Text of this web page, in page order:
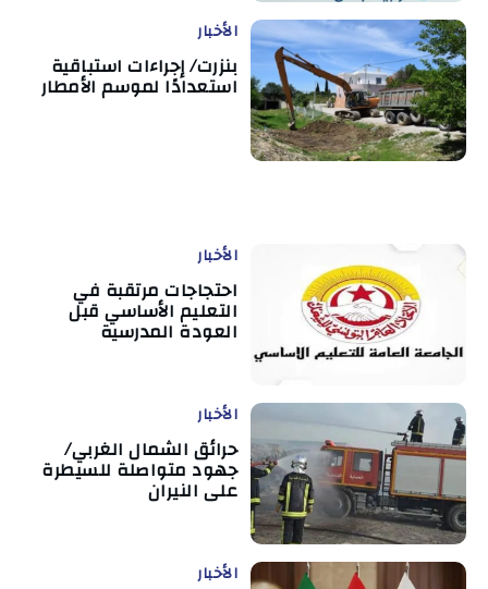
الأخبار
بنزرت/ إجراءات استباقية
استعدادًا لموسم الأمطار
الأخبار
احتجاجات مرتقبة في
التعليم الأساسي قبل
العودة المدرسية
الأخبار
حرائق الشمال الغربي/
جهود متواصلة للسيطرة
على النيران
الأخبار